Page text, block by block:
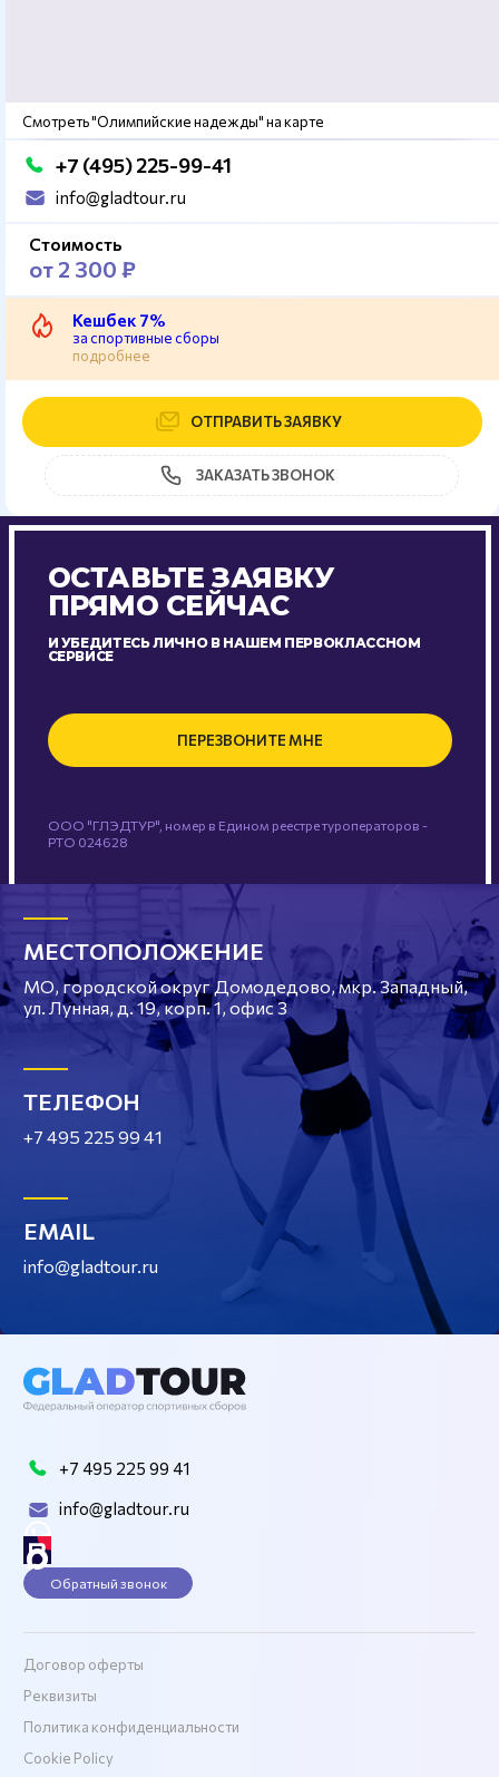
Смотреть "Олимпийские надежды" на карте
+7 (495) 225-99-41
info@gladtour.ru
Стоимость
от 2 300 ₽
Кешбек 7%
за спортивные сборы
подробнее
ОТПРАВИТЬ ЗАЯВКУ
ЗАКАЗАТЬ ЗВОНОК
ОСТАВЬТЕ ЗАЯВКУ
ПРЯМО СЕЙЧАС
И УБЕДИТЕСЬ ЛИЧНО В НАШЕМ ПЕРВОКЛАССНОМ
СЕРВИСЕ
ПЕРЕЗВОНИТЕ МНЕ
ООО "ГЛЭДТУР", номер в Едином реестре туроператоров -
РТО 024628
МЕСТОПОЛОЖЕНИЕ
МО, городской округ Домодедово, мкр. Западный,
ул. Лунная, д. 19, корп. 1, офис 3
ТЕЛЕФОН
+7 495 225 99 41
EMAIL
info@gladtour.ru
+7 495 225 99 41
info@gladtour.ru
Обратный звонок
Договор оферты
Реквизиты
Политика конфиденциальности
Cookie Policy